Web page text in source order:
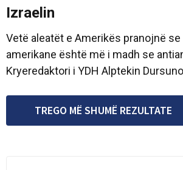
Izraelin
Vetë aleatët e Amerikës pranojnë
amerikane është më i madh se
Kryeredaktori i YDH Alptekin
TREGO MË SHUMË REZULTATE